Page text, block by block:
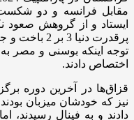
مقابل فرانسه و دو
ایستاد و از گروهش صعود
پرقدرت
توجه اینکه بوسنی و مصر
اختصاص دادند.
نیز که خودشان میزبان